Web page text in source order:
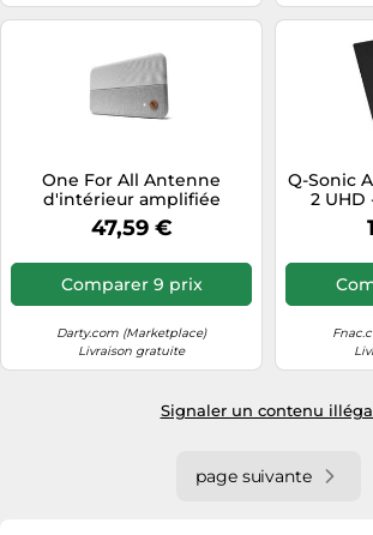
One For All Antenne
d'intérieur amplifiée
SV9436-5G
47,59 €
Comparer 9 prix
Darty.com (Marketplace)
Livraison gratuite
Q-Sonic
2 UHD
Signaler un contenu
page suivante